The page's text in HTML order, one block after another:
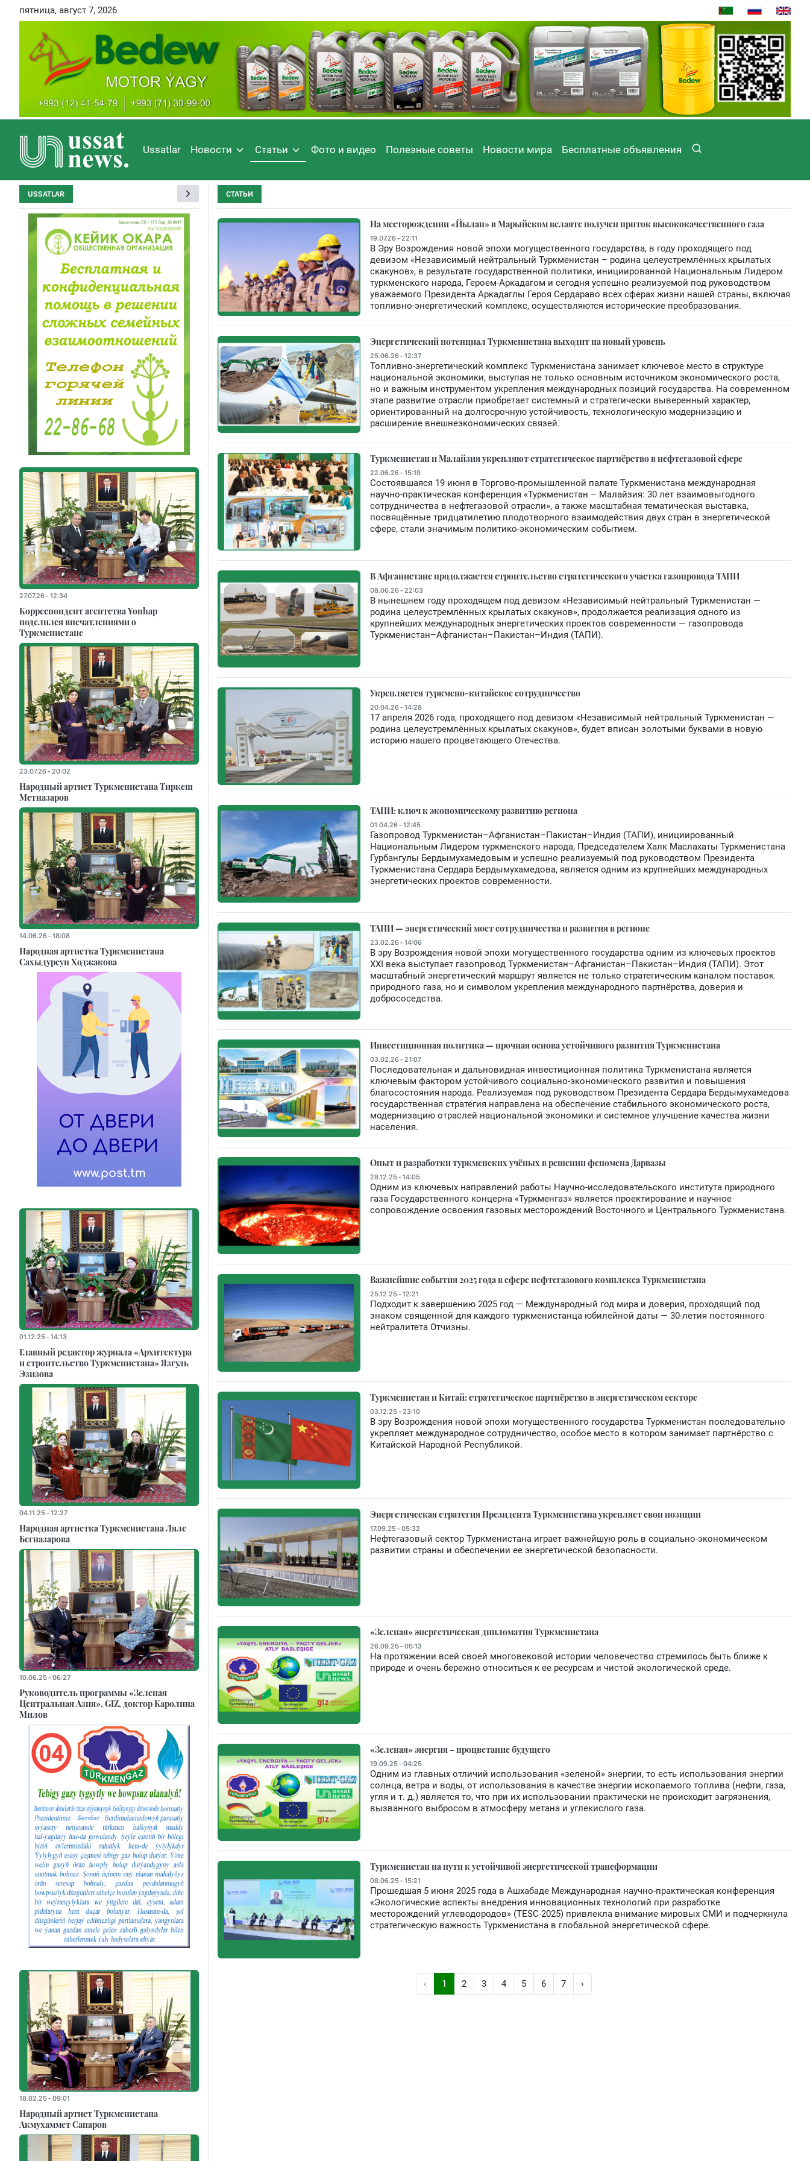
пятница, август 7, 2026
Ussatlar Новости Статьи Фото и видео Полезные советы Новости мира Бесплатные объявления
СТАТЬИ
На месторождении «Йылан» в Марыйском велаяте получен приток высококачественного газа
19.07.26 - 22:11
В Эру Возрождения новой эпохи могущественного государства, в году проходящего под
девизом «Независимый нейтральный Туркменистан – родина целеустремлённых крылатых
скакунов», в результате государственной политики, инициированной Национальным Лидером
туркменского народа, Героем-Аркадагом и сегодня успешно реализуемой под руководством
уважаемого Президента Аркадаглы Героя Сердараво всех сферах жизни нашей страны, включая
топливно-энергетический комплекс, осуществляются исторические преобразования.
Энергетический потенциал Туркменистана выходит на новый уровень
25.06.26 - 12:37
Топливно-энергетический комплекс Туркменистана занимает ключевое место в структуре
национальной экономики, выступая не только основным источником экономического роста,
но и важным инструментом укрепления международных позиций государства. На современном
этапе развитие отрасли приобретает системный и стратегически выверенный характер,
ориентированный на долгосрочную устойчивость, технологическую модернизацию и
расширение внешнеэкономических связей.
Туркменистан и Малайзия укрепляют стратегическое партнёрство в нефтегазовой сфере
22.06.26 - 15:19
Состоявшаяся 19 июня в Торгово-промышленной палате Туркменистана международная
научно-практическая конференция «Туркменистан – Малайзия: 30 лет взаимовыгодного
сотрудничества в нефтегазовой отрасли», а также масштабная тематическая выставка,
посвящённые тридцатилетию плодотворного взаимодействия двух стран в энергетической
сфере, стали значимым политико-экономическим событием.
В Афганистане продолжается строительство стратегического участка газопровода ТАПИ
08.06.26 - 22:03
В нынешнем году проходящем под девизом «Независимый нейтральный Туркменистан —
родина целеустремлённых крылатых скакунов», продолжается реализация одного из
крупнейших международных энергетических проектов современности — газопровода
Туркменистан–Афганистан–Пакистан–Индия (ТАПИ).
Укрепляется туркмено-китайское сотрудничество
20.04.26 - 14:28
17 апреля 2026 года, проходящего под девизом «Независимый нейтральный Туркменистан —
родина целеустремлённых крылатых скакунов», будет вписан золотыми буквами в новую
историю нашего процветающего Отечества.
ТАПИ: ключ к экономическому развитию региона
01.04.26 - 12:45
Газопровод Туркменистан–Афганистан–Пакистан–Индия (ТАПИ), инициированный
Национальным Лидером туркменского народа, Председателем Халк Маслахаты Туркменистана
Гурбангулы Бердымухамедовым и успешно реализуемый под руководством Президента
Туркменистана Сердара Бердымухамедова, является одним из крупнейших международных
энергетических проектов современности.
ТАПИ — энергетический мост сотрудничества и развития в регионе
23.02.26 - 14:06
В эру Возрождения новой эпохи могущественного государства одним из ключевых проектов
XXI века выступает газопровод Туркменистан–Афганистан–Пакистан–Индия (ТАПИ). Этот
масштабный энергетический маршрут является не только стратегическим каналом поставок
природного газа, но и символом укрепления международного партнёрства, доверия и
добрососедства.
Инвестиционная политика — прочная основа устойчивого развития Туркменистана
03.02.26 - 21:07
Последовательная и дальновидная инвестиционная политика Туркменистана является
ключевым фактором устойчивого социально-экономического развития и повышения
благосостояния народа. Реализуемая под руководством Президента Сердара Бердымухамедова
государственная стратегия направлена на обеспечение стабильного экономического роста,
модернизацию отраслей национальной экономики и системное улучшение качества жизни
населения.
Опыт и разработки туркменских учёных в решении феномена Дарвазы
28.12.25 - 14:05
Одним из ключевых направлений работы Научно-исследовательского института природного
газа Государственного концерна «Туркменгаз» является проектирование и научное
сопровождение освоения газовых месторождений Восточного и Центрального Туркменистана.
Важнейшие события 2025 года в сфере нефтегазового комплекса Туркменистана
25.12.25 - 12:21
Подходит к завершению 2025 год — Международный год мира и доверия, проходящий под
знаком священной для каждого туркменистанца юбилейной даты — 30-летия постоянного
нейтралитета Отчизны.
Туркменистан и Китай: стратегическое партнёрство в энергетическом секторе
03.12.25 - 23:10
В эру Возрождения новой эпохи могущественного государства Туркменистан последовательно
укрепляет международное сотрудничество, особое место в котором занимает партнёрство с
Китайской Народной Республикой.
Энергетическая стратегия Президента Туркменистана укрепляет свои позиции
17.09.25 - 05:32
Нефтегазовый сектор Туркменистана играет важнейшую роль в социально-экономическом
развитии страны и обеспечении ее энергетической безопасности.
«Зеленая» энергетическая дипломатия Туркменистана
26.09.25 - 05:13
На протяжении всей своей многовековой истории человечество стремилось быть ближе к
природе и очень бережно относиться к ее ресурсам и чистой экологической среде.
«Зеленая» энергия – процветание будущего
19.09.25 - 04:25
Одним из главных отличий использования «зеленой» энергии, то есть использования энергии
солнца, ветра и воды, от использования в качестве энергии ископаемого топлива (нефти, газа,
угля и т. д.) является то, что при их использовании практически не происходит загрязнения,
вызванного выбросом в атмосферу метана и углекислого газа.
Туркменистан на пути к устойчивой энергетической трансформации
08.06.25 - 15:21
Прошедшая 5 июня 2025 года в Ашхабаде Международная научно-практическая конференция
«Экологические аспекты внедрения инновационных технологий при разработке
месторождений углеводородов» (TESC-2025) привлекла внимание мировых СМИ и подчеркнула
стратегическую важность Туркменистана в глобальной энергетической сфере.
‹ 1 2 3 4 5 6 7 ›
USSATLAR
27.07.26 - 12:34
Корреспондент агентства Yonhap
поделился впечатлениями о
Туркменистане
23.07.26 - 20:02
Народный артист Туркменистана Тиркеш
Мeтназаров
14.06.26 - 18:08
Народная артистка Туркменистана
Сахыдурсун Ходжакова
01.12.25 - 14:13
Главный редактор журнала «Архитектура
и строительство Туркменистана» Язгуль
Эзизова
04.11.25 - 12:27
Народная артистка Туркменистана Ляле
Бегназарова
10.06.25 - 06:27
Руководитель программы «Зеленая
Центральная Азия», GIZ, доктор Каролина
Милов
18.02.25 - 09:01
Народный артист Туркменистана
Акмухаммет Сапаров